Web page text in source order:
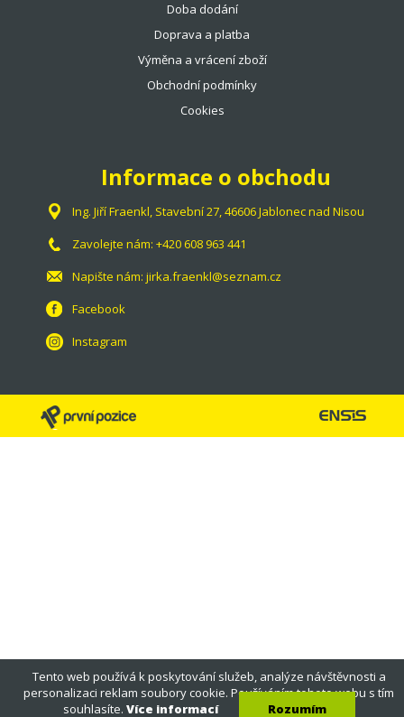
Doba dodání
Doprava a platba
Výměna a vrácení zboží
Obchodní podmínky
Cookies
Informace o obchodu
Ing. Jiří Fraenkl, Stavební 27, 46606 Jablonec nad Nisou
Zavolejte nám: +420 608 963 441
Napište nám: jirka.fraenkl@seznam.cz
Facebook
Instagram
Tento web používá k poskytování služeb, analýze návštěvnosti a
personalizaci reklam soubory cookie. Používáním tohoto webu s tím
souhlasíte. Více informací Rozumím